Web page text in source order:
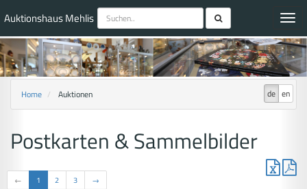
Auktionshaus Mehlis
de en
Home Auktionen
Postkarten & Sammelbilder
← 1 2 3 →